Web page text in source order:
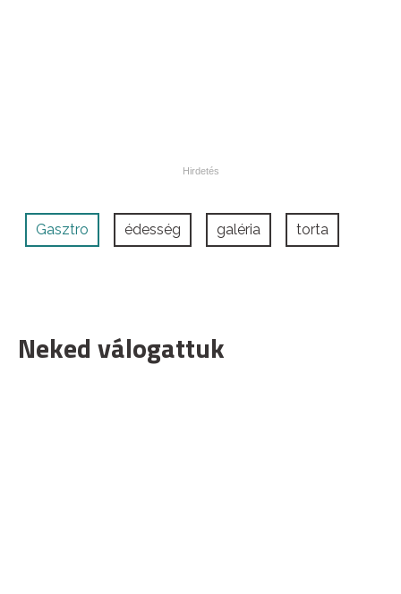
Gasztro édesség galéria torta
Neked válogattuk